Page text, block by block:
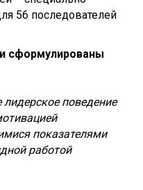
56 последователей
сформулированы
поведение
показателями
работой